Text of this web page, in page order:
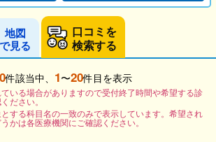
地図
で見る
口コミを
検索する
件該当中、 1〜20件目を表示
いる場合がありますので受付終了時間や希望する診
ださい。
する科目名の一致のみで表示しています。希望され
かは各医療機関にご確認ください。